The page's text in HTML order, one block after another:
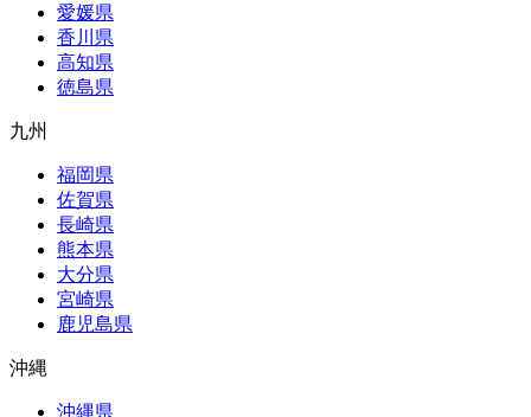
愛媛県
香川県
高知県
徳島県
九州
福岡県
佐賀県
長崎県
熊本県
大分県
宮崎県
鹿児島県
沖縄
沖縄県